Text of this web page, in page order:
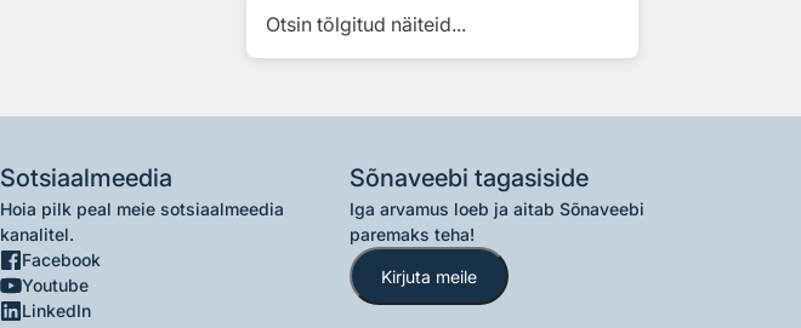
Otsin tõlgitud näiteid...
Sotsiaalmeedia
Hoia pilk peal meie sotsiaalmeedia
kanalitel.
Facebook
Youtube
LinkedIn
Sõnaveebi tagasiside
Iga arvamus loeb ja aitab Sõnaveebi
paremaks teha!
Kirjuta meile